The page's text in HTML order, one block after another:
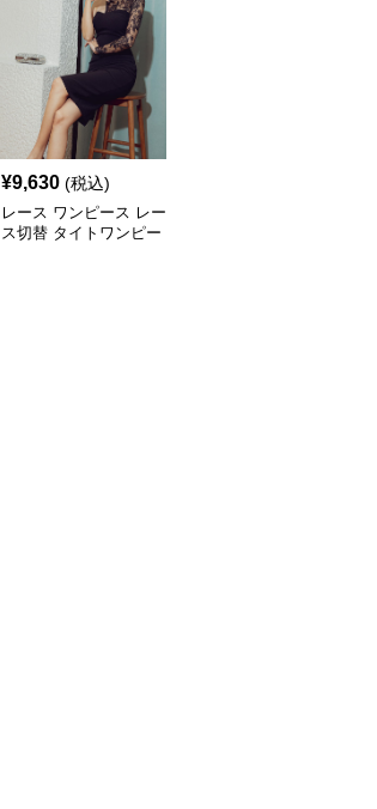
¥9,630 (税込)
レース ワンピース レー
ス切替 タイトワンピー